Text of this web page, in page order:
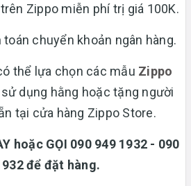
Zippo miễn phí trị giá 100K.
chuyển khoản ngân hàng.
thể lựa chọn các mẫu Zippo
dụng hằng hoặc tặng người
tại cửa hàng Zippo Store.
hoặc GỌI 090 949 1932 - 090
để đặt hàng.